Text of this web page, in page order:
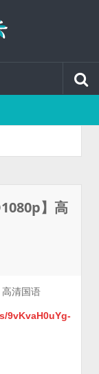
】高
高清国语
9vKvaH0uYg-